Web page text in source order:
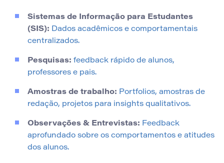
Sistemas de Informação para Estudantes
(SIS): Dados acadêmicos e comportamentais
centralizados.
Pesquisas: feedback rápido de alunos,
professores e pais.
Amostras de trabalho: Portfolios, amostras de
redação, projetos para insights qualitativos.
Observações & Entrevistas: Feedback
aprofundado sobre os comportamentos e atitudes
dos alunos.